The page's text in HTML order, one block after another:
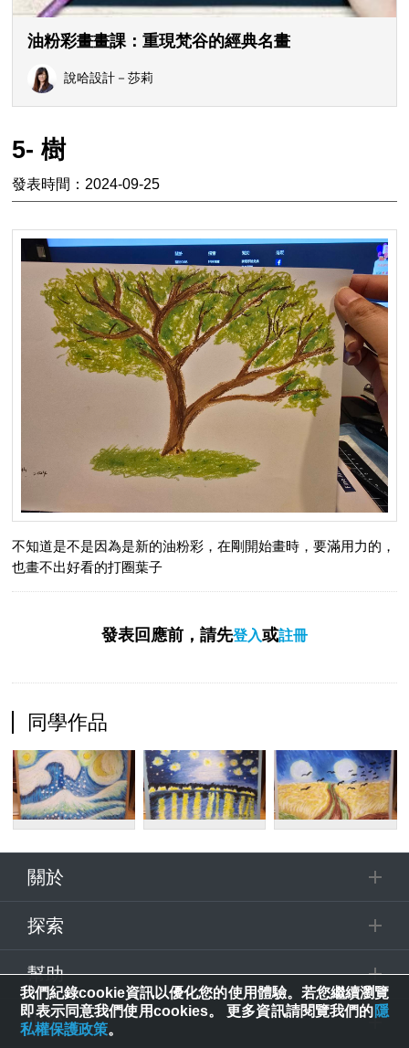
油粉彩畫畫課：重現梵谷的經典名畫
說哈設計－莎莉
5- 樹
發表時間：2024-09-25
不知道是不是因為是新的油粉彩，在剛開始畫時，要滿用力的，
也畫不出好看的打圈葉子
發表回應前，請先登入或註冊
同學作品
關於
探索
幫助
追蹤
我們紀錄cookie資訊以優化您的使用體驗。若您繼續瀏覽
即表示同意我們使用cookies。 更多資訊請閱覽我們的隱
私權保護政策。